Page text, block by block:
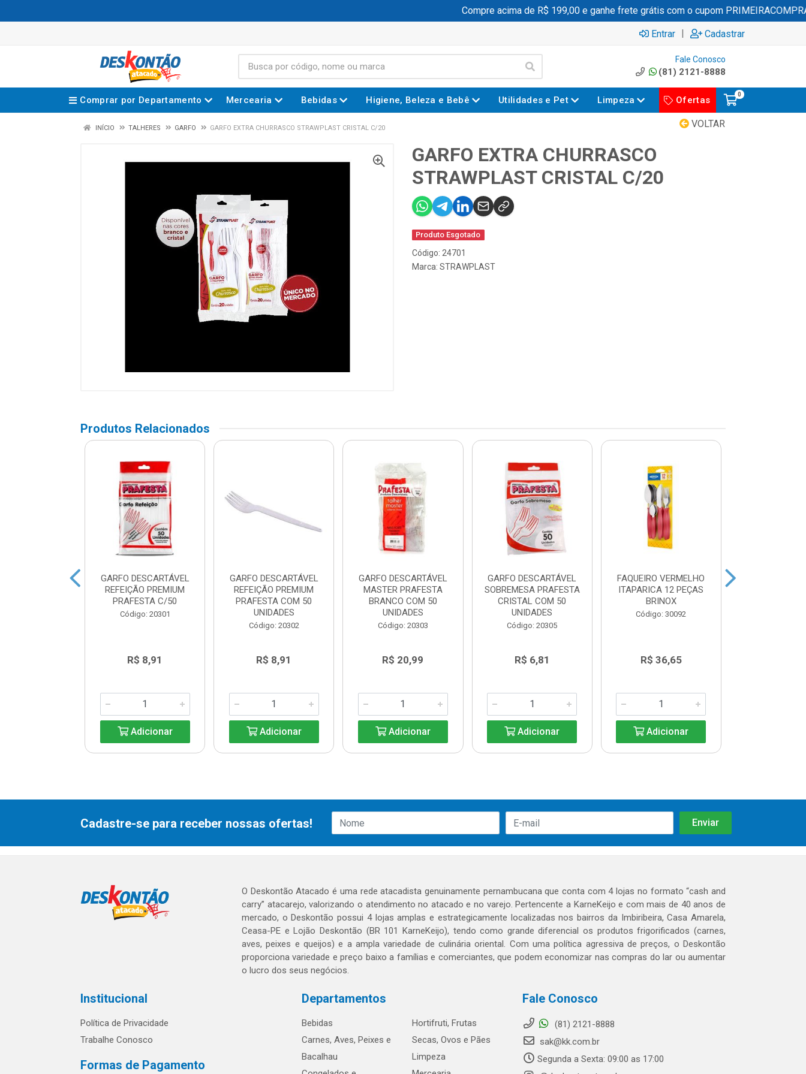
Compre acima de R$ 199,00 e ganhe frete grátis com o cupom PRIMEIRACOMPRA
Entrar | Cadastrar
Fale Conosco
(81) 2121-8888
Comprar por Departamento Mercearia Bebidas Higiene, Beleza e Bebê Utilidades e Pet Limpeza Ofertas
0
VOLTAR
INÍCIO TALHERES GARFO GARFO EXTRA CHURRASCO STRAWPLAST CRISTAL C/20
GARFO EXTRA CHURRASCO
STRAWPLAST CRISTAL C/20
Produto Esgotado
Código: 24701
Marca: STRAWPLAST
Produtos Relacionados
GARFO DESCARTÁVEL
REFEIÇÃO PREMIUM
PRAFESTA C/50
Código: 20301
R$ 8,91
Adicionar
GARFO DESCARTÁVEL
REFEIÇÃO PREMIUM
PRAFESTA COM 50
UNIDADES
Código: 20302
R$ 8,91
Adicionar
GARFO DESCARTÁVEL
MASTER PRAFESTA
BRANCO COM 50
UNIDADES
Código: 20303
R$ 20,99
Adicionar
GARFO DESCARTÁVEL
SOBREMESA PRAFESTA
CRISTAL COM 50
UNIDADES
Código: 20305
R$ 6,81
Adicionar
FAQUEIRO VERMELHO
ITAPARICA 12 PEÇAS
BRINOX
Código: 30092
R$ 36,65
Adicionar
Cadastre-se para receber nossas ofertas!
O Deskontão Atacado é uma rede atacadista genuinamente pernambucana que conta com 4 lojas no formato “cash and
carry” atacarejo, valorizando o atendimento no atacado e no varejo. Pertencente a KarneKeijo e com mais de 40 anos de
mercado, o Deskontão possui 4 lojas amplas e estrategicamente localizadas nos bairros da Imbiribeira, Casa Amarela,
Ceasa-PE e Lojão Deskontão (BR 101 KarneKeijo), tendo como grande diferencial os produtos frigorificados (carnes,
aves, peixes e queijos) e a ampla variedade de culinária oriental. Com uma política agressiva de preços, o Deskontão
proporciona variedade e preço baixo a famílias e comerciantes, que podem economizar nas compras do lar ou aumentar
o lucro dos seus negócios.
Institucional
Política de Privacidade
Trabalhe Conosco
Formas de Pagamento
Departamentos
Bebidas
Carnes, Aves, Peixes e
Bacalhau
Hortifruti, Frutas
Secas, Ovos e Pães
Limpeza
Fale Conosco
(81) 2121-8888
sak@kk.com.br
Segunda a Sexta: 09:00 as 17:00